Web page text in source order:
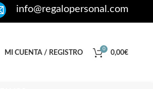
info@regalopersonal.com
MI CUENTA / REGISTRO
0
0,00€